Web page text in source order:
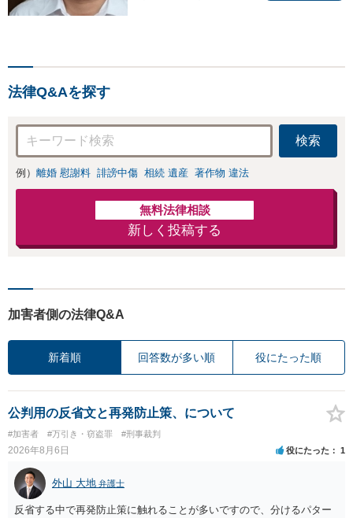
法律Q&Aを探す
検索
例） 離婚 慰謝料 誹謗中傷 相続 遺産 著作物 違法
無料法律相談
新しく投稿する
加害者側の法律Q&A
新着順 回答数が多い順 役にたった順
公判用の反省文と再発防止策、について
#加害者 #万引き・窃盗罪 #刑事裁判
2026年8月6日 役にたった 1
外山 大地 弁護士
反省する中で再発防止策に触れることが多いですので、分けるパター